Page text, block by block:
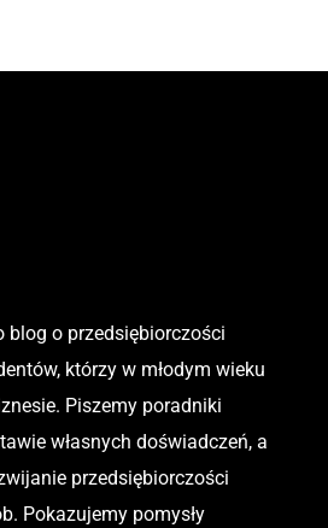
blog o przedsiębiorczości
którzy w młodym wieku
Piszemy poradniki
własnych doświadczeń, a
przedsiębiorczości
Pokazujemy pomysły